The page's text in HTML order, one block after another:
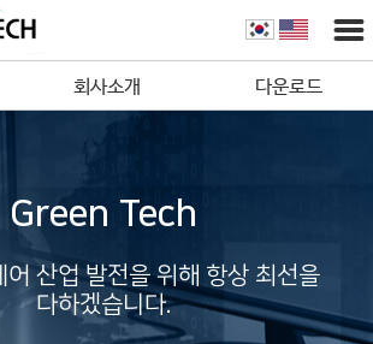
회사소개 다운로드
Green Tech
어 산업 발전을 위해 항상 최선을
다하겠습니다.